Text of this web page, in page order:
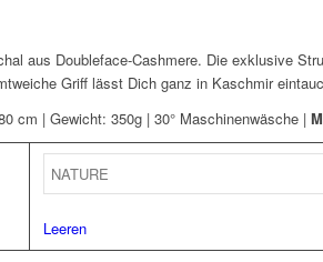
aus Doubleface-Cashmere. Die exklusive
Griff lässt Dich ganz in Kaschmir
cm | Gewicht: 350g | 30° Maschinenwäsche |
Leeren